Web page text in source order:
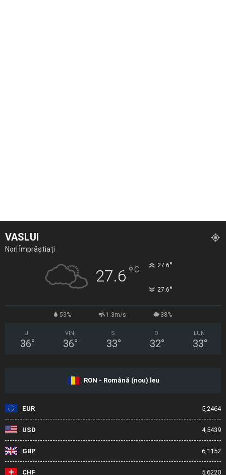
VASLUI
Nori Împrăștiați
27.6 °C 27.6°
27.6°
53% 1.3m/s 38%
J
36°
VIN
36°
S
33°
D
32°
LUN
33°
RON - Română (nou) leu
EUR 5,2464
USD 4,5439
GBP 6,1152
CHF 5,6220